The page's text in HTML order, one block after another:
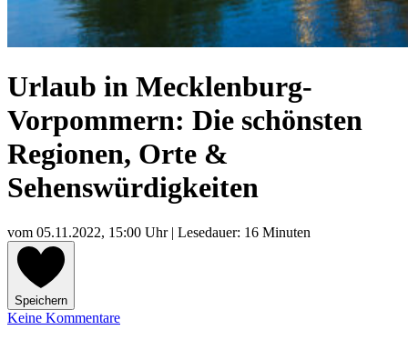
Urlaub in Mecklenburg-
Vorpommern: Die schönsten
Regionen, Orte &
Sehenswürdigkeiten
vom 05.11.2022, 15:00 Uhr| Lesedauer: 16 Minuten
Speichern
Keine Kommentare